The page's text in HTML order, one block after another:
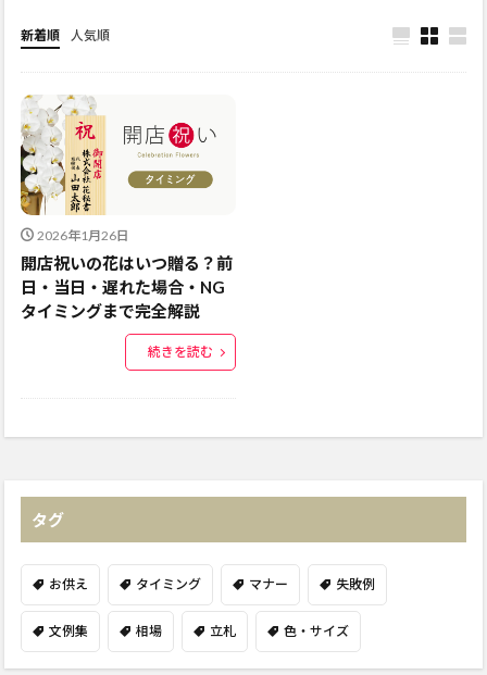
新着順 人気順
2026年1月26日
開店祝いの花はいつ贈る？前
日・当日・遅れた場合・NG
タイミングまで完全解説
続きを読む
タグ
お供え タイミング マナー 失敗例
文例集 相場 立札 色・サイズ